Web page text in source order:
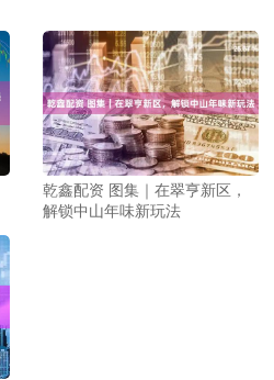
乾鑫配资 图集｜在翠亨新区，
解锁中山年味新玩法